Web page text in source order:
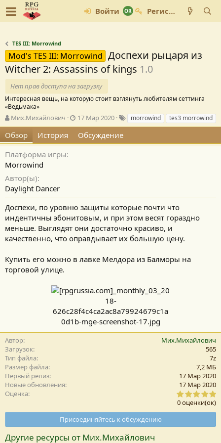
Войти Регистрация
TES III: Morrowind
Mod's TES III: Morrowind Доспехи рыцаря из
Witcher 2: Assassins of kings 1.0
Нет прав доступа на загрузку
Интересная вещь, на которую стоит взглянуть любителям сеттинга
«Ведьмака»
А
в
т
о
р
Мих.Михайлович
Д
а
т
а
н
и
я
17 Мар 2020
е
и
morrowind tes3 morrowind
Обзор История
Обсуждение
Платформа игры
Morrowind
Автор(ы)
Daylight Dancer
Доспехи, по уровню защиты которые почти что
индентичны эбонитовым, и при этом весят гораздно
меньше. Выглядят они достаточно красиво, и
качественно, что оправдывает их большую цену.
Купить его можно в лавке Мелдора из Балморы на
торговой улице.
Автор
Мих.Михайлович
Загрузок
565
Тип файла
7z
Размер файла
7,2 MБ
Первый релиз
17 Мар 2020
Новые обновления
17 Мар 2020
Оценка
0
,
0
з
0 оценки(ок)
Присоединяйтесь к обсуждению
Другие ресурсы от Мих.Михайлович